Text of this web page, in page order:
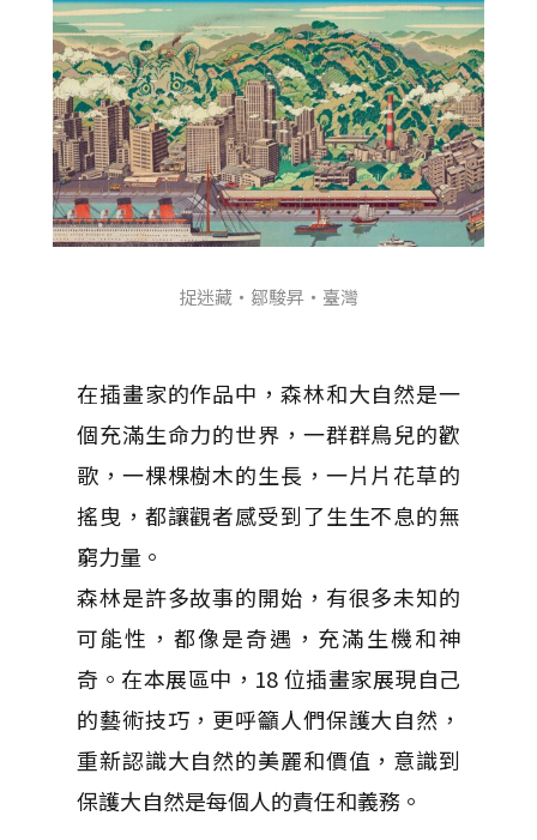
捉迷藏・鄒駿昇・臺灣
在插畫家的作品中，森林和大自然是一
個充滿生命力的世界，一群群鳥兒的歡
歌，一棵棵樹木的生長，一片片花草的
搖曳，都讓觀者感受到了生生不息的無
窮力量。
森林是許多故事的開始，有很多未知的
可能性，都像是奇遇，充滿生機和神
奇。在本展區中，18 位插畫家展現自己
的藝術技巧，更呼籲人們保護大自然，
重新認識大自然的美麗和價值，意識到
保護大自然是每個人的責任和義務。